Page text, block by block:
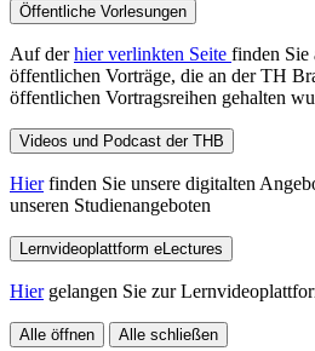
Öffentliche Vorlesungen
Auf derhier verlinkten Seite finden Sie
öffentlichen Vorträge, die an der TH
öffentlichen Vortragsreihen gehalten
Videos und Podcast der THB
Hierfinden Sie unsere digitalten
unseren Studienangeboten
Lernvideoplattform eLectures
Hiergelangen Sie zur
Alle öffnen Alle schließen